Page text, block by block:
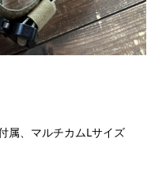
属、マルチカムLサイズ